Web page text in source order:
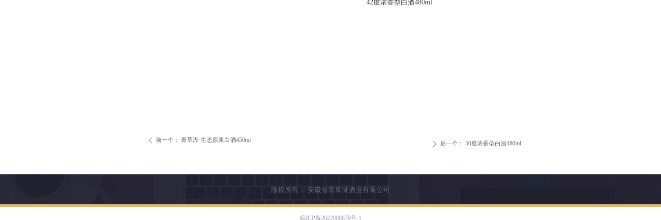
42度浓香型白酒480ml
ꄴ 前一个： 青草湖·生态原浆白酒450ml
ꄲ 后一个： 50度浓香型白酒480ml
版权所有： 安徽省青草湖酒业有限公司
皖ICP备2022008879号-1